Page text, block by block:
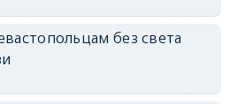
без света